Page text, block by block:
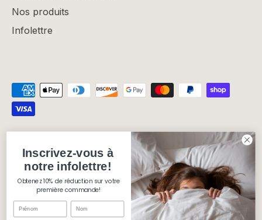
Nos produits
Infolettre
Politique de remboursement
Politique d'expédition
Conditions d'utilisation
Canada (CAD $)
Langue
Français
Inscrivez-vous à
notre infolettre!
Obtenez 10% de réduction sur votre
première commande!